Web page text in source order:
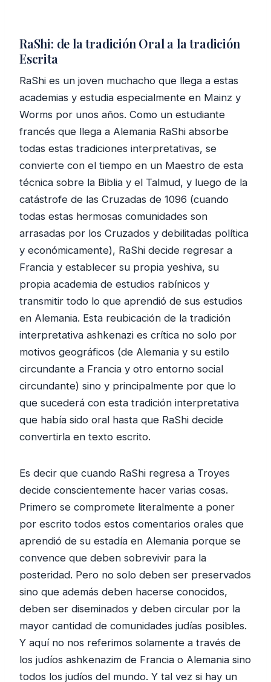
RaShi: de la tradición Oral a la tradición
Escrita
RaShi es un joven muchacho que llega a estas
academias y estudia especialmente en Mainz y
Worms por unos años. Como un estudiante
francés que llega a Alemania RaShi absorbe
todas estas tradiciones interpretativas, se
convierte con el tiempo en un Maestro de esta
técnica sobre la Biblia y el Talmud, y luego de la
catástrofe de las Cruzadas de 1096 (cuando
todas estas hermosas comunidades son
arrasadas por los Cruzados y debilitadas política
y económicamente), RaShi decide regresar a
Francia y establecer su propia yeshiva, su
propia academia de estudios rabínicos y
transmitir todo lo que aprendió de sus estudios
en Alemania. Esta reubicación de la tradición
interpretativa ashkenazi es crítica no solo por
motivos geográficos (de Alemania y su estilo
circundante a Francia y otro entorno social
circundante) sino y principalmente por que lo
que sucederá con esta tradición interpretativa
que había sido oral hasta que RaShi decide
convertirla en texto escrito.
Es decir que cuando RaShi regresa a Troyes
decide conscientemente hacer varias cosas.
Primero se compromete literalmente a poner
por escrito todos estos comentarios orales que
aprendió de su estadía en Alemania porque se
convence que deben sobrevivir para la
posteridad. Pero no solo deben ser preservados
sino que además deben hacerse conocidos,
deben ser diseminados y deben circular por la
mayor cantidad de comunidades judías posibles.
Y aquí no nos referimos solamente a través de
los judíos ashkenazim de Francia o Alemania sino
todos los judíos del mundo. Y tal vez si hay un